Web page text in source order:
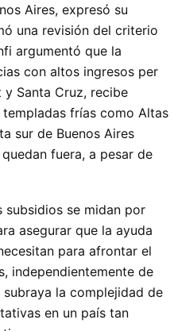
Aires, expresó su
una revisión del criterio
argumentó que la
con altos ingresos per
Santa Cruz, recibe
frías como Altas
sur de Buenos Aires
fuera, a pesar de
subsidios se midan por
asegurar que la ayuda
para afrontar el
independientemente de
la complejidad de
en un país tan